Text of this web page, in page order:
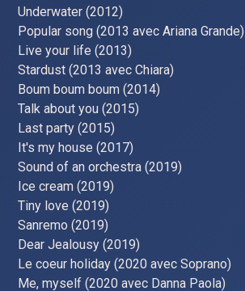
Underwater (2012)
Popular song (2013 avec Ariana Grande)
Live your life (2013)
Stardust (2013 avec Chiara)
Boum boum boum (2014)
Talk about you (2015)
Last party (2015)
It's my house (2017)
Sound of an orchestra (2019)
Ice cream (2019)
Tiny love (2019)
Sanremo (2019)
Dear Jealousy (2019)
Le coeur holiday (2020 avec Soprano)
Me, myself (2020 avec Danna Paola)